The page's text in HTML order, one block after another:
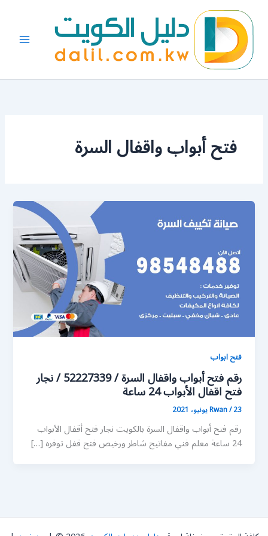
المحتوى
فتح أبواب واقفال السرة
فتح ابواب
رقم فتح أبواب واقفال السرة / 52227339 / نجار
فتح اقفال الأبواب 24 ساعة
Rwan/23 يونيو، 2021
رقم فتح أبواب واقفال السرة بالكويت نجار فتح أقفال الأبواب
24 ساعة معلم فني مفاتيح شاطر ورخيص فتح قفل توفره […]